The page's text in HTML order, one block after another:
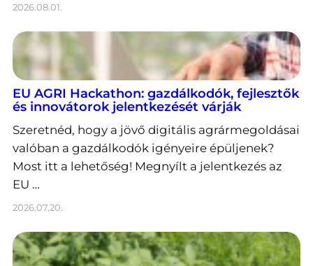
2026.08.01.
EU AGRI Hackathon: gazdálkodók, fejlesztők
és innovátorok jelentkezését várják
Szeretnéd, hogy a jövő digitális agrármegoldásai
valóban a gazdálkodók igényeire épüljenek?
Most itt a lehetőség! Megnyílt a jelentkezés az
EU …
2026.07.20.